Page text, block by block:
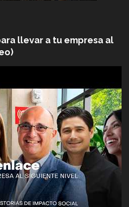
llevar a tu empresa al